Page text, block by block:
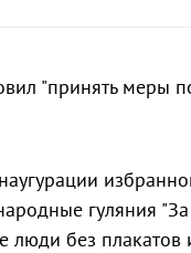
"принять меры
гуляния
без плакатов